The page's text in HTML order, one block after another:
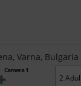
Varna, Bulgaria
Camera 1